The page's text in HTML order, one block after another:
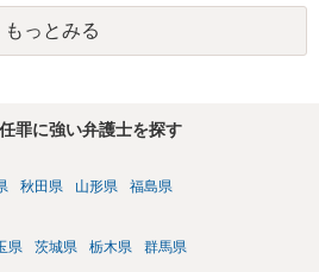
に記載されている事情から占有離脱物横
記、ご参考ください。
もっとみる
罪に強い弁護士を探す
秋田県 山形県 福島県
県 茨城県 栃木県 群馬県